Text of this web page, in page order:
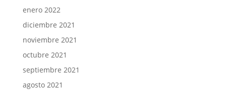
enero 2022
diciembre 2021
noviembre 2021
octubre 2021
septiembre 2021
agosto 2021